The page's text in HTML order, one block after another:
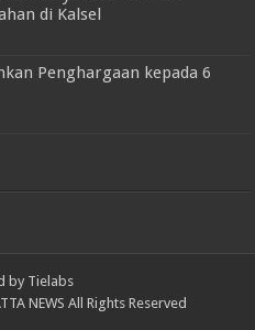
di Kalsel
Penghargaan kepada 6
by Tielabs
NEWS All Rights Reserved